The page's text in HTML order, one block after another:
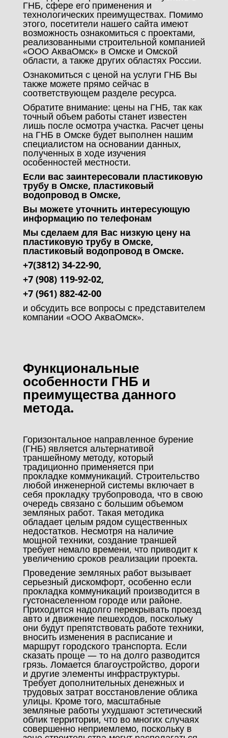
ГНБ, сфере его применения и
технологических преимуществах. Помимо
этого, посетители нашего сайта имеют
возможность ознакомиться с проектами,
реализованными строительной компанией
«ООО АкваОмск» в Омске и Омской
области, а также других областях России.
Ознакомиться с ценой на услуги ГНБ Вы
также можете прямо сейчас в
соответствующем разделе ресурса.
Обратите внимание: цены на ГНБ, так как
точный объем работы станет известен
лишь после осмотра участка. Расчет цены
на ГНБ в Омске будет выполнен нашим
специалистом на основании данных,
полученных в ходе изучения
особенностей местности.
Если вас заинтересовали пластиковую
трубу в Омске, пластиковый
водопровод в Омске,
Вы можете уточнить интересующую
информацию по телефонам
Мы сделаем для Вас низкую цену на
пластиковую трубу в Омске,
пластиковый водопровод в Омске.
+7(3812) 34-22-90,
+7 (908) 119-92-02,
+7 (961) 882-42-00
и обсудить все вопросы с представителем
компании «ООО АкваОмск».
Функциональные
особенности ГНБ и
преимущества данного
метода.
Горизонтальное направленное бурение
(ГНБ) является альтернативой
траншейному методу, который
традиционно применяется при
прокладке коммуникаций. Строительство
любой инженерной системы включает в
себя прокладку трубопровода, что в свою
очередь связано с большим объемом
земляных работ. Такая методика
обладает целым рядом существенных
недостатков. Несмотря на наличие
мощной техники, создание траншей
требует немало времени, что приводит к
увеличению сроков реализации проекта.
Проведение земляных работ вызывает
серьезный дискомфорт, особенно если
прокладка коммуникаций производится в
густонаселенном городе или районе.
Приходится надолго перекрывать проезд
авто и движение пешеходов, поскольку
они будут препятствовать работе техники,
вносить изменения в расписание и
маршрут городского транспорта. Если
сказать проще — то на долго разводится
грязь. Ломается благоустройство, дороги
и другие элементы инфраструктуры.
Требует дополнительных денежных и
трудовых затрат восстановление облика
улицы. Кроме того, масштабные
земляные работы ухудшают эстетический
облик территории, что во многих случаях
совершенно неприемлемо, поскольку в